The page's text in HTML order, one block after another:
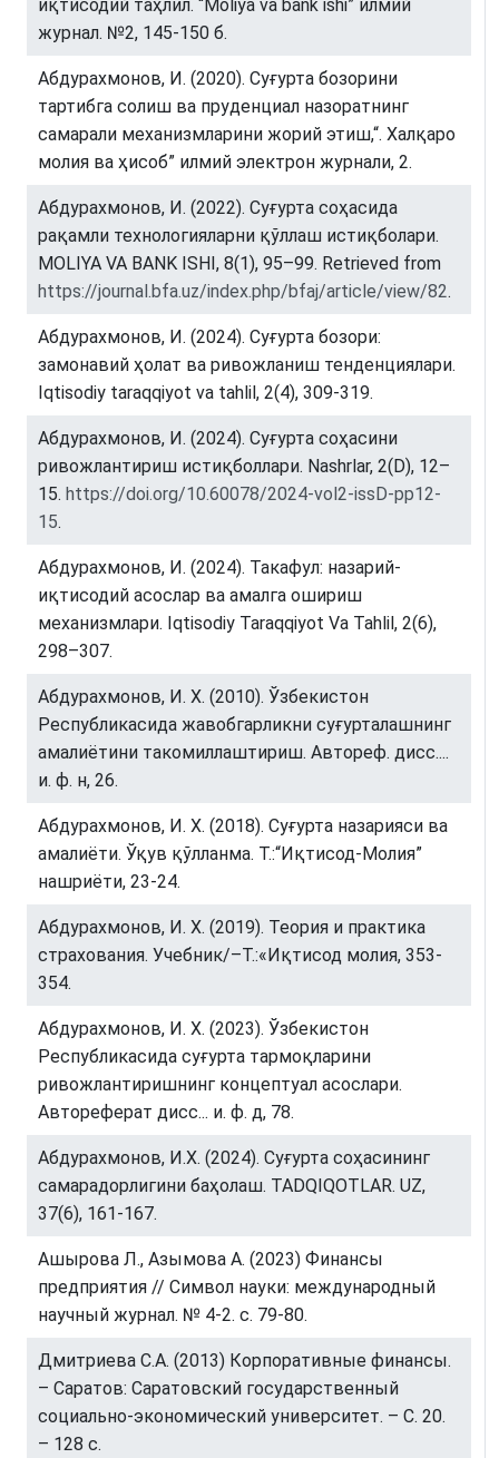
иқтисодий таҳлил. “Moliya va bank ishi” илмий
журнал. №2, 145-150 б.
Абдурахмонов, И. (2020). Суғурта бозорини
тартибга солиш ва пруденциал назоратнинг
самарали механизмларини жорий этиш,“. Халқаро
молия ва ҳисоб” илмий электрон журнали, 2.
Абдурахмонов, И. (2022). Суғурта соҳасида
рақамли технологияларни қўллаш истиқболари.
MOLIYA VA BANK ISHI, 8(1), 95–99. Retrieved from
https://journal.bfa.uz/index.php/bfaj/article/view/82.
Абдурахмонов, И. (2024). Суғурта бозори:
замонавий ҳолат ва ривожланиш тенденциялари.
Iqtisodiy taraqqiyot va tahlil, 2(4), 309-319.
Абдурахмонов, И. (2024). Суғурта соҳасини
ривожлантириш истиқболлари. Nashrlar, 2(D), 12–
15. https://doi.org/10.60078/2024-vol2-issD-pp12-
15.
Абдурахмонов, И. (2024). Такафул: назарий-
иқтисодий асослар ва амалга ошириш
механизмлари. Iqtisodiy Taraqqiyot Va Tahlil, 2(6),
298–307.
Абдурахмонов, И. Х. (2010). Ўзбекистон
Республикасида жавобгарликни суғурталашнинг
амалиётини такомиллаштириш. Автореф. дисс....
и. ф. н, 26.
Абдурахмонов, И. Х. (2018). Суғурта назарияси ва
амалиёти. Ўқув қўлланма. Т.:“Иқтисод-Молия”
нашриёти, 23-24.
Абдурахмонов, И. Х. (2019). Теория и практика
страхования. Учебник/–Т.:«Иқтисод молия, 353-
354.
Абдурахмонов, И. Х. (2023). Ўзбекистон
Республикасида суғурта тармоқларини
ривожлантиришнинг концептуал асослари.
Автореферат дисс... и. ф. д, 78.
Абдурахмонов, И.Х. (2024). Суғурта соҳасининг
самарадорлигини баҳолаш. TADQIQOTLAR. UZ,
37(6), 161-167.
Ашырова Л., Азымова А. (2023) Финансы
предприятия // Символ науки: международный
научный журнал. № 4-2. с. 79-80.
Дмитриева C.А. (2013) Корпоративные финансы.
– Саратов: Саратовский государственный
социально-экономический университет. – С. 20.
– 128 с.